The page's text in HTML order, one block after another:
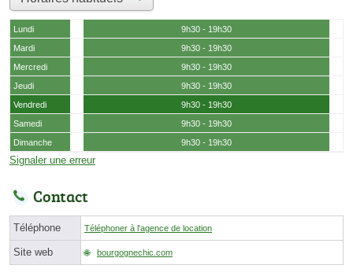
Lundi
9h30 - 19h30
Mardi
9h30 - 19h30
Mercredi
9h30 - 19h30
Jeudi
9h30 - 19h30
Vendredi
9h30 - 19h30
Samedi
9h30 - 19h30
Dimanche
9h30 - 19h30
Signaler une erreur
Contact
Téléphone Téléphoner à l'agence de location
Site web bourgognechic.com